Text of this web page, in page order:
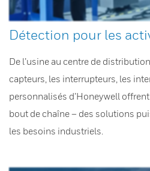
Détection pour les
De l’usine au centre de
capteurs, les interrupteurs, les
personnalisés d’Honeywell
bout de chaîne – des solutions
les besoins industriels.